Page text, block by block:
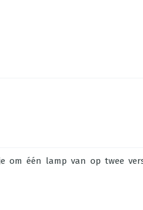
je om één lamp van op twee